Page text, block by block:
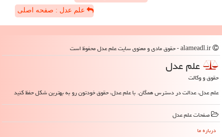
علم عدل : صفحه اصلی
علم عدل
حقوق و وکالت
علم عدل، عدالت در دسترس همگان. با علم عدل، حقوق خودتون رو به بهترین شکل حفظ کنید
صفحات علم عدل
درباره ما